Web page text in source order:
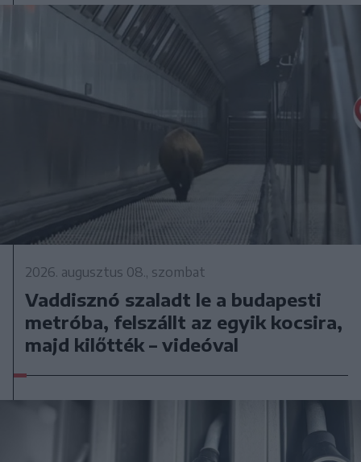
2026. augusztus 08., szombat
Vaddisznó szaladt le a budapesti
metróba, felszállt az egyik kocsira,
majd kilőtték – videóval